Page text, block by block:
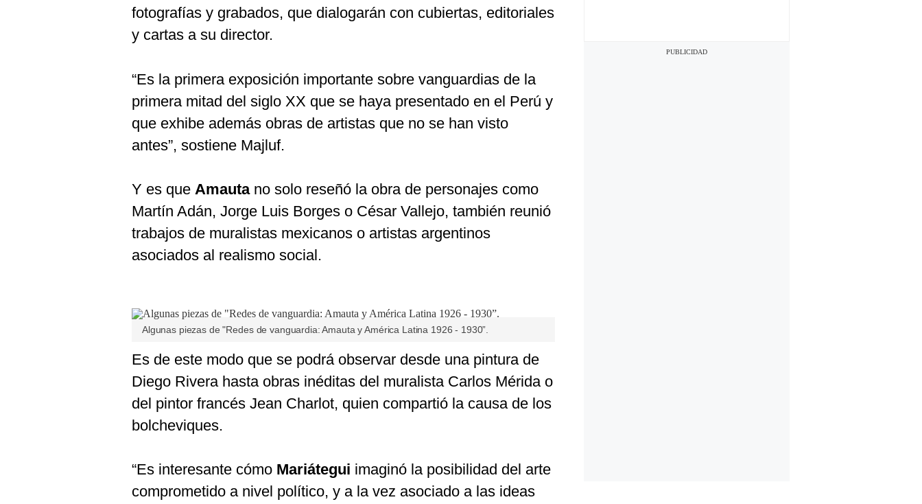
fotografías y grabados, que dialogarán con cubiertas, editoriales
y cartas a su director.
“Es la primera exposición importante sobre vanguardias de la
primera mitad del siglo XX que se haya presentado en el Perú y
que exhibe además obras de artistas que no se han visto
antes”, sostiene Majluf.
Y es que Amauta no solo reseñó la obra de personajes como
Martín Adán, Jorge Luis Borges o César Vallejo, también reunió
trabajos de muralistas mexicanos o artistas argentinos
asociados al realismo social.
Algunas piezas de "Redes de vanguardia: Amauta y América Latina 1926 - 1930”.
Es de este modo que se podrá observar desde una pintura de
Diego Rivera hasta obras inéditas del muralista Carlos Mérida o
del pintor francés Jean Charlot, quien compartió la causa de los
bolcheviques.
“Es interesante cómo Mariátegui imaginó la posibilidad del arte
comprometido a nivel político, y a la vez asociado a las ideas